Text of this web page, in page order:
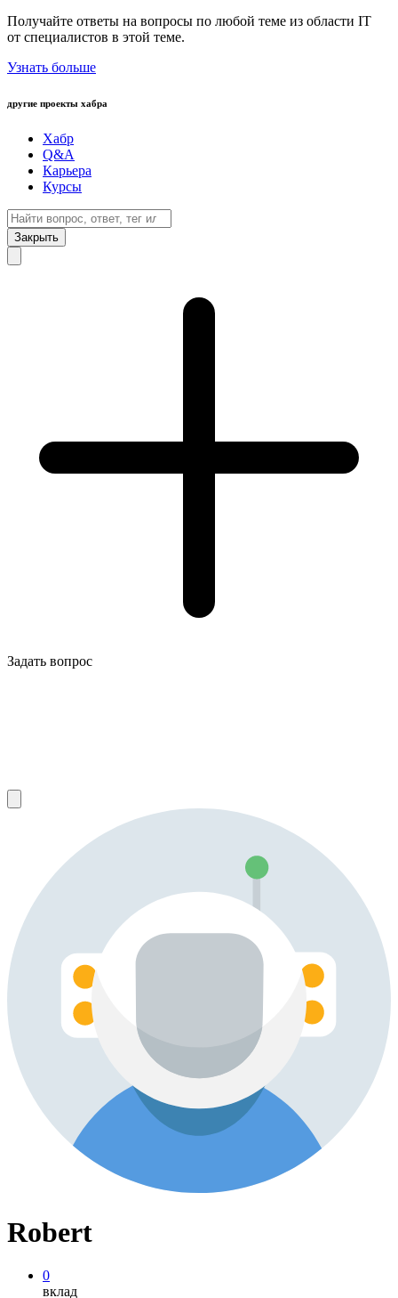
Получайте ответы на вопросы по любой теме из области IT
от специалистов в этой теме.
Узнать больше
другие проекты хабра
Хабр
Q&A
Карьера
Курсы
Закрыть
Задать вопрос
Robert
0
вклад